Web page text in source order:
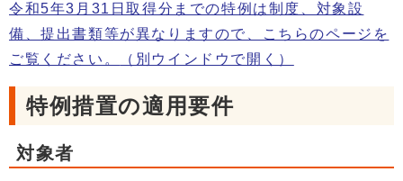
令和5年3月31日取得分までの特例は制度、対象設
備、提出書類等が異なりますので、こちらのページを
ご覧ください。
（別ウインドウで開く）
特例措置の適用要件
対象者